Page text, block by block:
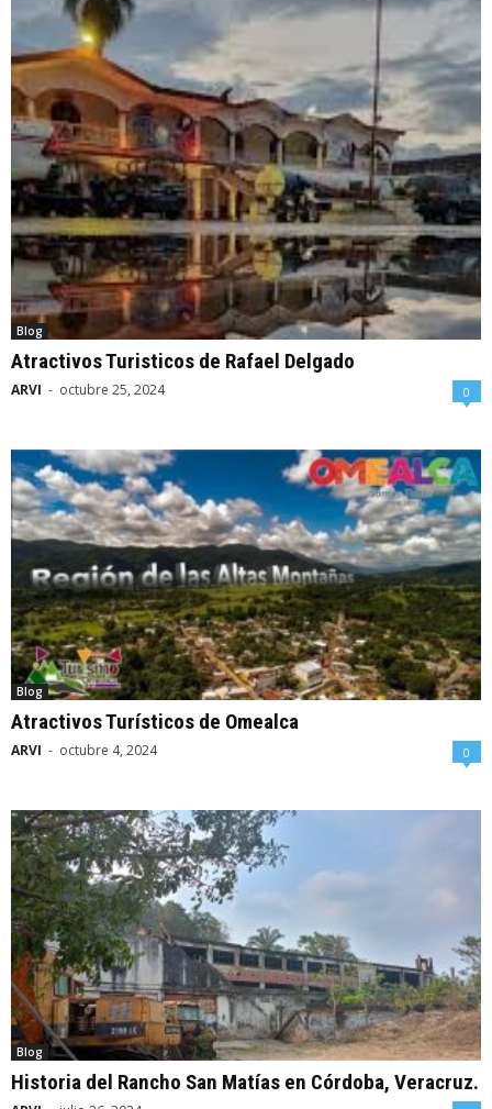
Blog
Atractivos Turisticos de Rafael Delgado
ARVI - octubre 25, 2024 0
Blog
Atractivos Turísticos de Omealca
ARVI - octubre 4, 2024 0
Blog
Historia del Rancho San Matías en Córdoba, Veracruz.